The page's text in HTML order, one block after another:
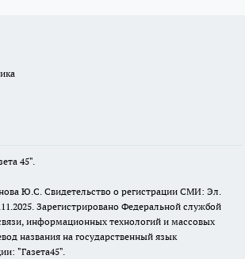
45".
Ю.С. Свидетельство о регистрации СМИ: Эл.
Зарегистрировано Федеральной службой
информационных технологий и массовых
названия на государственный язык
"Газета45".